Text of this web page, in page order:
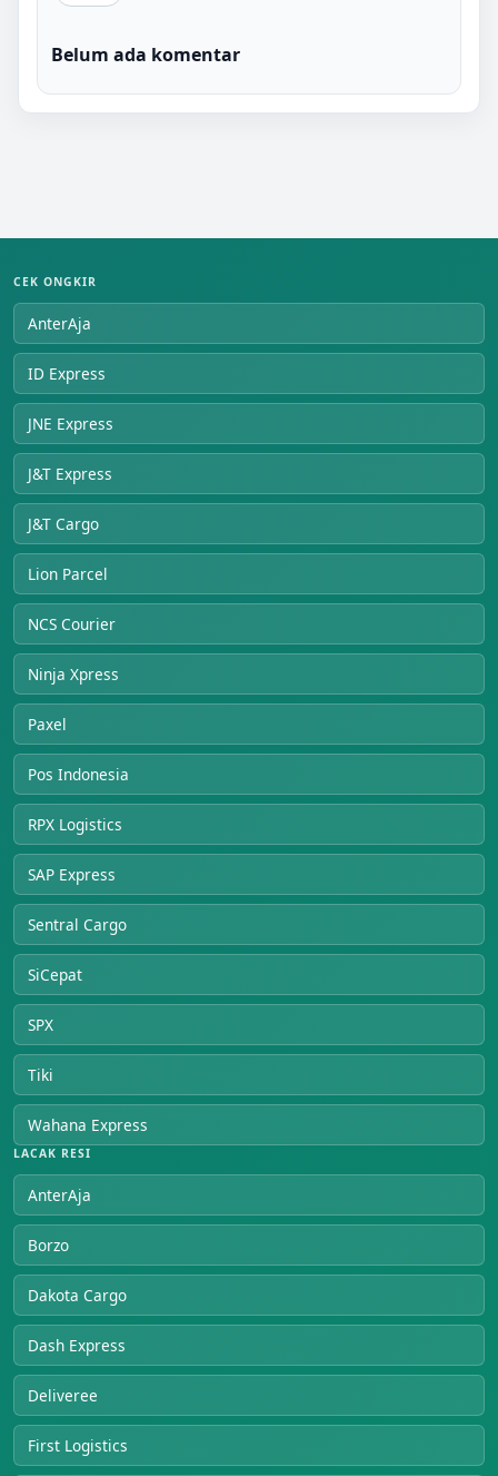
Belum ada komentar
CEK ONGKIR
AnterAja
ID Express
JNE Express
J&T Express
J&T Cargo
Lion Parcel
NCS Courier
Ninja Xpress
Paxel
Pos Indonesia
RPX Logistics
SAP Express
Sentral Cargo
SiCepat
SPX
Tiki
Wahana Express
LACAK RESI
AnterAja
Borzo
Dakota Cargo
Dash Express
Deliveree
First Logistics